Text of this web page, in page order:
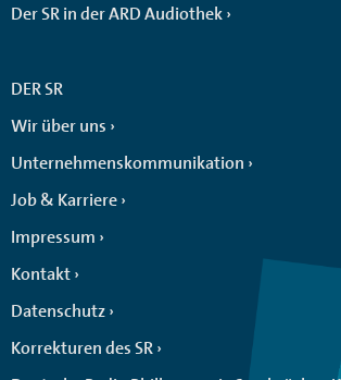
Der SR in der ARD Audiothek
DER SR
Wir über uns
Unternehmenskommunikation
Job & Karriere
Impressum
Kontakt
Datenschutz
Korrekturen des SR